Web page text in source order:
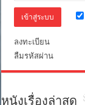
ลงทะเบียน
ลืมรหัสผ่าน
หนังเรื่องล่าสุด